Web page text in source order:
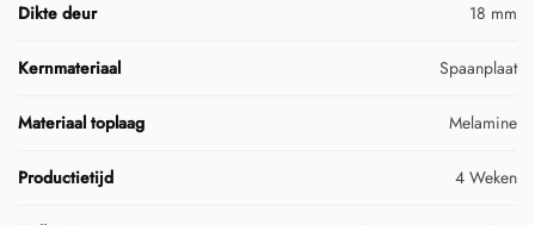
Dikte deur 18 mm
Kernmateriaal Spaanplaat
Materiaal toplaag Melamine
Productietijd 4 Weken